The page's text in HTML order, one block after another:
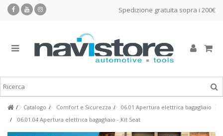
Spedizione gratuita sopra i 200€
Catalogo Comfort e Sicurezza
06.01 Apertura elettrica bagagliaio
06.01.04 Apertura elettrica bagagliaio - Kit Seat